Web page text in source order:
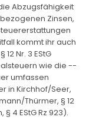
Abzugsfähigkeit
Zinsen,
kommt ihr auch
Nr. 3 EStG
wie die --
umfassen
in Kirchhof/Seer,
Thürmer, § 12
4 EStG Rz 923).